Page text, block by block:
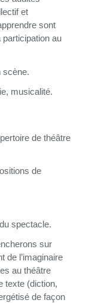
et
sont
au
scène.
musicalité.
de théâtre
de
spectacle.
sur
de l’imaginaire
au théâtre
texte (diction,
de façon